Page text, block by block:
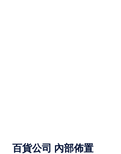
百貨公司 內部佈置